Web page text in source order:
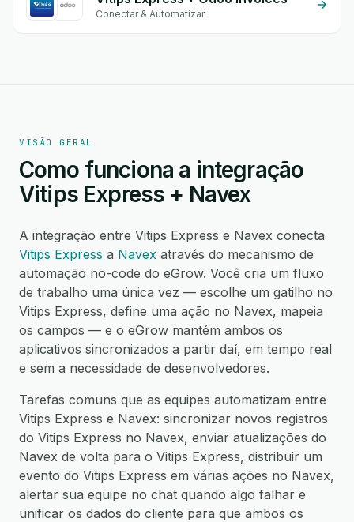
Conectar & Automatizar
VISÃO GERAL
Como funciona a integração
Vitips Express + Navex
A integração entre Vitips Express e Navex conecta
Vitips Express a Navex através do mecanismo de
automação no-code do eGrow. Você cria um fluxo
de trabalho uma única vez — escolhe um gatilho no
Vitips Express, define uma ação no Navex, mapeia
os campos — e o eGrow mantém ambos os
aplicativos sincronizados a partir daí, em tempo real
e sem a necessidade de desenvolvedores.
Tarefas comuns que as equipes automatizam entre
Vitips Express e Navex: sincronizar novos registros
do Vitips Express no Navex, enviar atualizações do
Navex de volta para o Vitips Express, distribuir um
evento do Vitips Express em várias ações no Navex,
alertar sua equipe no chat quando algo falhar e
unificar os dados do cliente para que ambos os